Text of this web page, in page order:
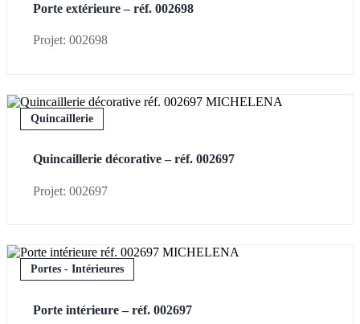
Porte extérieure – réf. 002698
Projet: 002698
Quincaillerie
Quincaillerie décorative – réf. 002697
Projet: 002697
Portes - Intérieures
Porte intérieure – réf. 002697